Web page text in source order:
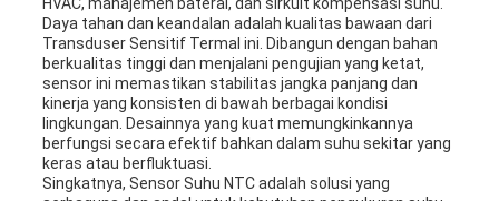
HVAC, manajemen baterai, dan sirkuit kompensasi suhu.
Daya tahan dan keandalan adalah kualitas bawaan dari
Transduser Sensitif Termal ini. Dibangun dengan bahan
berkualitas tinggi dan menjalani pengujian yang ketat,
sensor ini memastikan stabilitas jangka panjang dan
kinerja yang konsisten di bawah berbagai kondisi
lingkungan. Desainnya yang kuat memungkinkannya
berfungsi secara efektif bahkan dalam suhu sekitar yang
keras atau berfluktuasi.
Singkatnya, Sensor Suhu NTC adalah solusi yang